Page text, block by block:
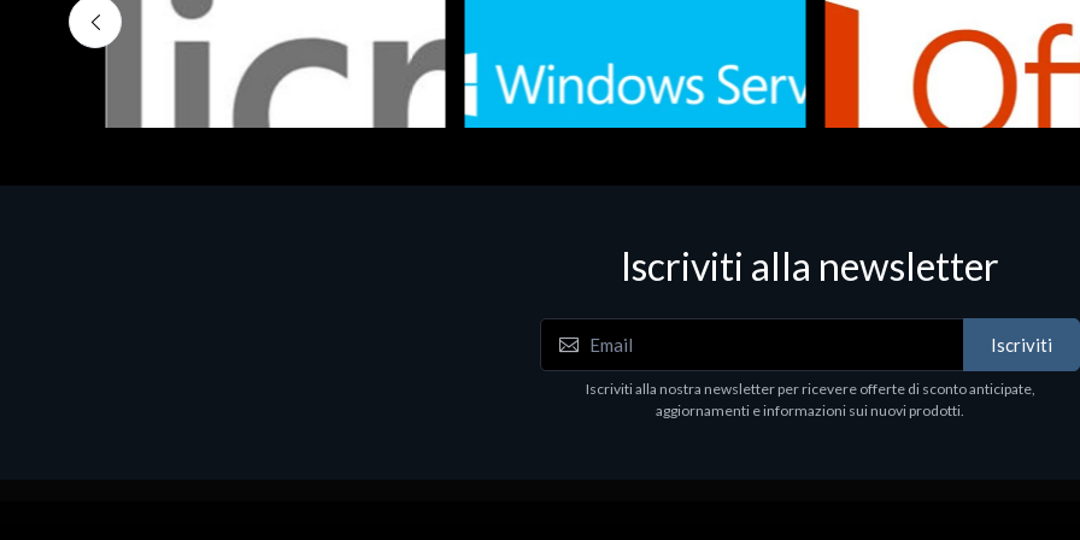
Software - Office Productivity Software - Office Productivity
Iscriviti alla newsletter
Iscriviti
Iscriviti alla nostra newsletter per ricevere offerte di sconto anticipate,
aggiornamenti e informazioni sui nuovi prodotti.